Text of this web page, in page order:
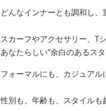
どんなインナーとも調和し、
スカーフやアクセサリー、T
あなたらしい“余白のあるスタ
フォーマルにも、カジュアル
性別も、年齢も、スタイルも